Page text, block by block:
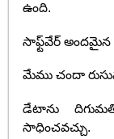
ఉంది.
సాఫ్ట్‌వేర్ అందమైన
మేము చందా
డేటాను
సాధించవచ్చు.